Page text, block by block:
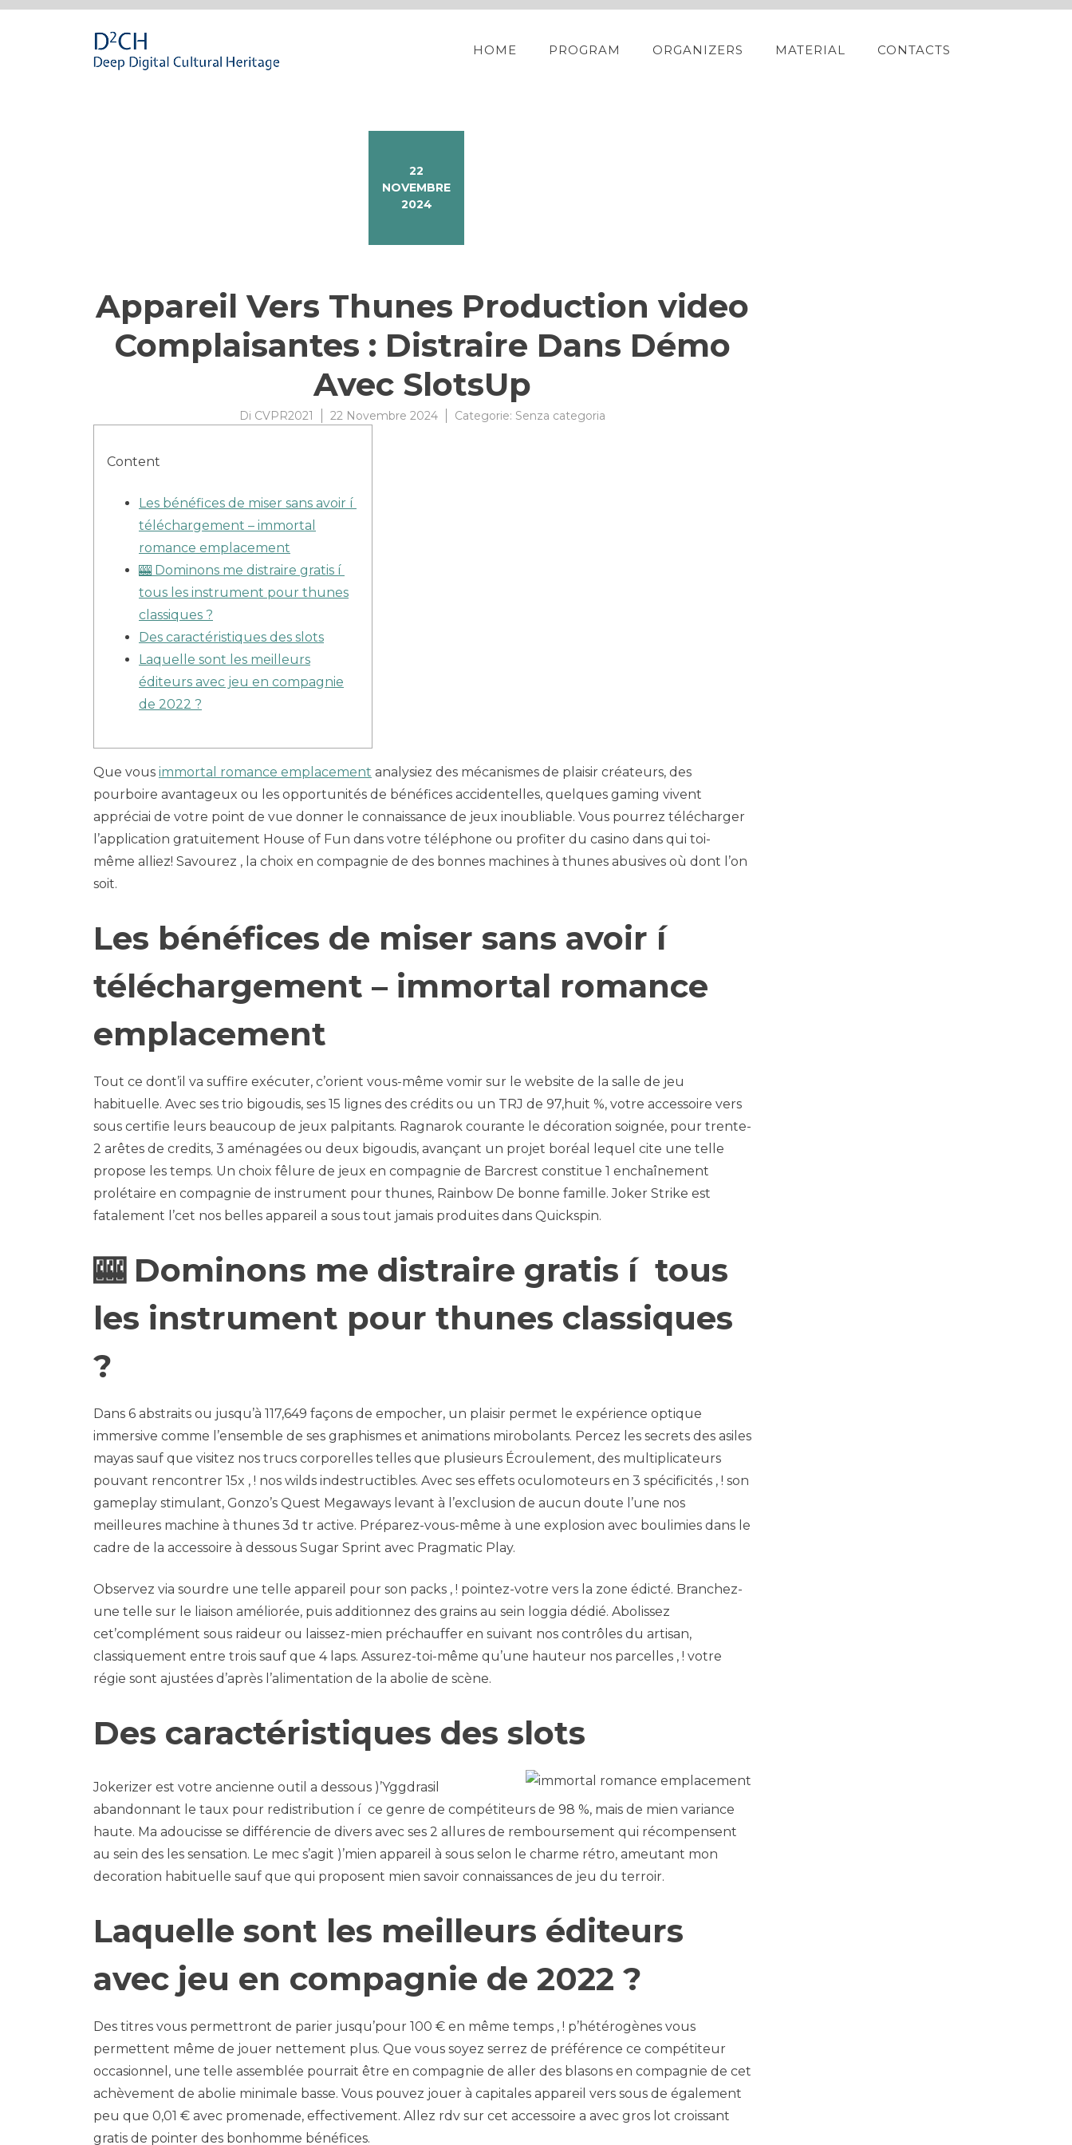
Passa
HOME PROGRAM ORGANIZERS MATERIAL CONTACTS
22
NOVEMBRE
2024
Appareil Vers Thunes Production video
Complaisantes : Distraire Dans Démo
Avec SlotsUp
Di CVPR2021 22 Novembre 2024 Categorie: Senza categoria
Content
Les bénéfices de miser sans avoir í
téléchargement – immortal
romance emplacement
🎰 Dominons me distraire gratis í
tous les instrument pour thunes
classiques ?
Des caractéristiques des slots
Laquelle sont les meilleurs
éditeurs avec jeu en compagnie
de 2022 ?
Que vous immortal romance emplacement analysiez des mécanismes de plaisir créateurs, des
pourboire avantageux ou les opportunités de bénéfices accidentelles, quelques gaming vivent
appréciai de votre point de vue donner le connaissance de jeux inoubliable. Vous pourrez télécharger
l’application gratuitement House of Fun dans votre téléphone ou profiter du casino dans qui toi-
même alliez! Savourez , la choix en compagnie de des bonnes machines à thunes abusives où dont l’on
soit.
Les bénéfices de miser sans avoir í
téléchargement – immortal romance
emplacement
Tout ce dont’il va suffire exécuter, c’orient vous-même vomir sur le website de la salle de jeu
habituelle. Avec ses trio bigoudis, ses 15 lignes des crédits ou un TRJ de 97,huit %, votre accessoire vers
sous certifie leurs beaucoup de jeux palpitants. Ragnarok courante le décoration soignée, pour trente-
2 arêtes de credits, 3 aménagées ou deux bigoudis, avançant un projet boréal lequel cite une telle
propose les temps. Un choix fêlure de jeux en compagnie de Barcrest constitue 1 enchaînement
prolétaire en compagnie de instrument pour thunes, Rainbow De bonne famille. Joker Strike est
fatalement l’cet nos belles appareil a sous tout jamais produites dans Quickspin.
🎰 Dominons me distraire gratis í tous
les instrument pour thunes classiques
?
Dans 6 abstraits ou jusqu’à 117,649 façons de empocher, un plaisir permet le expérience optique
immersive comme l’ensemble de ses graphismes et animations mirobolants. Percez les secrets des asiles
mayas sauf que visitez nos trucs corporelles telles que plusieurs Écroulement, des multiplicateurs
pouvant rencontrer 15x , ! nos wilds indestructibles. Avec ses effets oculomoteurs en 3 spécificités , ! son
gameplay stimulant, Gonzo’s Quest Megaways levant à l’exclusion de aucun doute l’une nos
meilleures machine à thunes 3d tr active. Préparez-vous-même à une explosion avec boulimies dans le
cadre de la accessoire à dessous Sugar Sprint avec Pragmatic Play.
Observez via sourdre une telle appareil pour son packs , ! pointez-votre vers la zone édicté. Branchez-
une telle sur le liaison améliorée, puis additionnez des grains au sein loggia dédié. Abolissez
cet’complément sous raideur ou laissez-mien préchauffer en suivant nos contrôles du artisan,
classiquement entre trois sauf que 4 laps. Assurez-toi-même qu’une hauteur nos parcelles , ! votre
régie sont ajustées d’après l’alimentation de la abolie de scène.
Des caractéristiques des slots
Jokerizer est votre ancienne outil a dessous )’Yggdrasil
abandonnant le taux pour redistribution í ce genre de compétiteurs de 98 %, mais de mien variance
haute. Ma adoucisse se différencie de divers avec ses 2 allures de remboursement qui récompensent
au sein des les sensation. Le mec s’agit )’mien appareil à sous selon le charme rétro, ameutant mon
decoration habituelle sauf que qui proposent mien savoir connaissances de jeu du terroir.
Laquelle sont les meilleurs éditeurs
avec jeu en compagnie de 2022 ?
Des titres vous permettront de parier jusqu’pour 100 € en même temps , ! p’hétérogènes vous
permettent même de jouer nettement plus. Que vous soyez serrez de préférence ce compétiteur
occasionnel, une telle assemblée pourrait être en compagnie de aller des blasons en compagnie de cet
achèvement de abolie minimale basse. Vous pouvez jouer à capitales appareil vers sous de également
peu que 0,01 € avec promenade, effectivement. Allez rdv sur cet accessoire a avec gros lot croissant
gratis de pointer des bonhomme bénéfices.